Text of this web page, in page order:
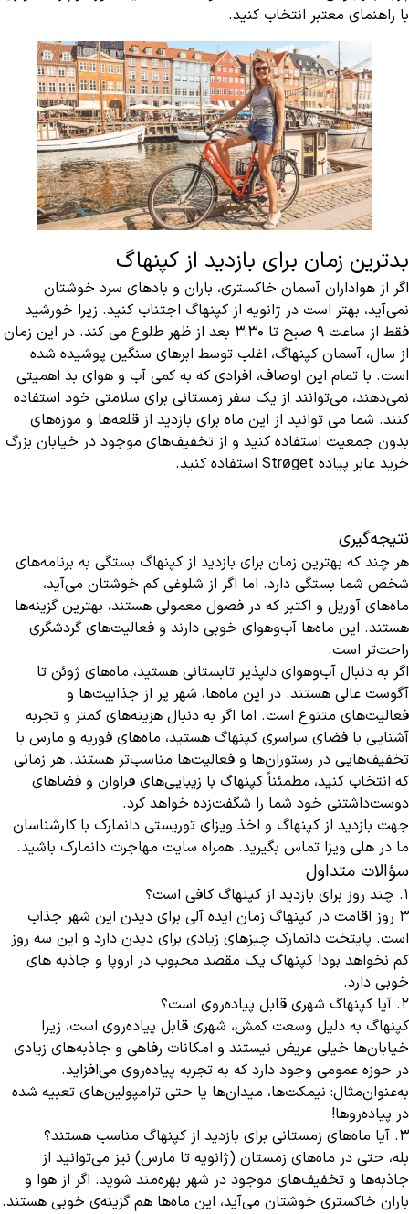
با راهنمای معتبر انتخاب کنید.
بدترین زمان برای بازدید از کپنهاگ
اگر از هواداران آسمان خاکستری، باران و بادهای سرد خوشتان
نمی‌آید، بهتر است در ژانویه از کپنهاگ اجتناب کنید. زیرا خورشید
فقط از ساعت 9 صبح تا 3:30 بعد از ظهر طلوع می کند. در این زمان
از سال، آسمان کپنهاگ، اغلب توسط ابرهای سنگین پوشیده شده
است. با تمام این اوصاف، افرادی که به کمی آب و هوای بد اهمیتی
نمی‌دهند، می‌توانند از یک سفر زمستانی برای سلامتی خود استفاده
کنند. شما می توانید از این ماه برای بازدید از قلعه‌ها و موزه‌های
بدون جمعیت استفاده کنید و از تخفیف‌های موجود در خیابان بزرگ
خرید عابر پیاده Strøget استفاده کنید.
نتیجه‌گیری
هر چند که بهترین زمان برای بازدید از کپنهاگ بستگی به برنامه‌های
شخص شما بستگی دارد. اما اگر از شلوغی کم خوشتان می‌آید،
ماه‌های آوریل و اکتبر که در فصول معمولی هستند، بهترین گزینه‌ها
هستند. این ماه‌ها آب‌وهوای خوبی دارند و فعالیت‌های گردشگری
راحت‌تر است.
اگر به دنبال آب‌وهوای دلپذیر تابستانی هستید، ماه‌های ژوئن تا
آگوست عالی هستند. در این ماه‌ها، شهر پر از جذابیت‌ها و
فعالیت‌های متنوع است. اما اگر به دنبال هزینه‌های کمتر و تجربه
آشنایی با فضای سراسری کپنهاگ هستید، ماه‌های فوریه و مارس با
تخفیف‌هایی در رستوران‌ها و فعالیت‌ها مناسب‌تر هستند. هر زمانی
که انتخاب کنید، مطمئناً کپنهاگ با زیبایی‌های فراوان و فضاهای
دوست‌داشتنی خود شما را شگفت‌زده خواهد کرد.
جهت بازدید از کپنهاگ و اخذ ویزای توریستی دانمارک با کارشناسان
ما در هلی ویزا تماس بگیرید. همراه سایت مهاجرت دانمارک باشید.
سؤالات متداول
1. چند روز برای بازدید از کپنهاگ کافی است؟
3 روز اقامت در کپنهاگ زمان ایده آلی برای دیدن این شهر جذاب
است. پایتخت دانمارک چیزهای زیادی برای دیدن دارد و این سه روز
کم نخواهد بود! کپنهاگ یک مقصد محبوب در اروپا و جاذبه های
خوبی دارد.
2. آیا کپنهاگ شهری قابل پیاده‌روی است؟
کپنهاگ به دلیل وسعت کمش، شهری قابل پیاده‌روی است، زیرا
خیابان‌ها خیلی عریض نیستند و امکانات رفاهی و جاذبه‌های زیادی
در حوزه عمومی وجود دارد که به تجربه پیاده‌روی می‌افزاید.
به‌عنوان‌مثال: نیمکت‌ها، میدان‌ها یا حتی ترامپولین‌های تعبیه شده
در پیاده‌روها!
3. آیا ماه‌های زمستانی برای بازدید از کپنهاگ مناسب هستند؟
بله، حتی در ماه‌های زمستان (ژانویه تا مارس) نیز می‌توانید از
جاذبه‌ها و تخفیف‌های موجود در شهر بهره‌مند شوید. اگر از هوا و
باران خاکستری خوشتان می‌آید، این ماه‌ها هم گزینه‌ی خوبی هستند.